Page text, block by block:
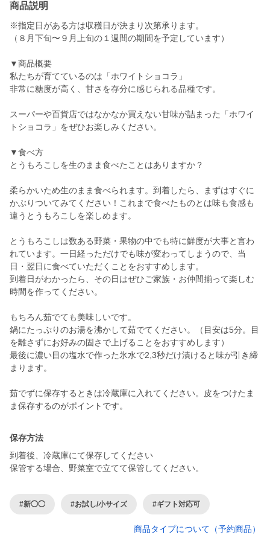
商品説明
※指定日がある方は収穫日が決まり次第承ります。
（８月下旬〜９月上旬の１週間の期間を予定しています）
▼商品概要
私たちが育てているのは「ホワイトショコラ」
非常に糖度が高く、甘さを存分に感じられる品種です。
スーパーや百貨店ではなかなか買えない甘味が詰まった「ホワイ
トショコラ」をぜひお楽しみください。
▼食べ方
とうもろこしを生のまま食べたことはありますか？
柔らかいため生のまま食べられます。到着したら、まずはすぐに
かぶりついてみてください！これまで食べたものとは味も食感も
違うとうもろこしを楽しめます。
とうもろこしは数ある野菜・果物の中でも特に鮮度が大事と言わ
れています。一日経っただけでも味が変わってしまうので、当
日・翌日に食べていただくことをおすすめします。
到着日がわかったら、その日はぜひご家族・お仲間揃って楽しむ
時間を作ってください。
もちろん茹でても美味しいです。
鍋にたっぷりのお湯を沸かして茹でてください。（目安は5分。目
を離さずにお好みの固さで上げることをおすすめします）
最後に濃い目の塩水で作った氷水で2,3秒だけ漬けると味が引き締
まります。
茹でずに保存するときは冷蔵庫に入れてください。皮をつけたま
ま保存するのがポイントです。
保存方法
到着後、冷蔵庫にて保存してください
保管する場合、野菜室で立てて保管してください。
#新◯◯ #お試し/小サイズ #ギフト対応可
商品タイプについて（予約商品）